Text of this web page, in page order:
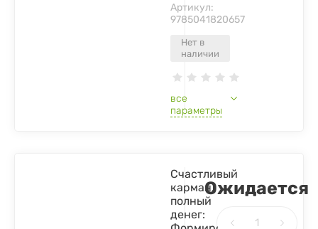
Нет в
наличии
Артикул:
9785041820657
все
параметры
Счастливый
карман,
полный
денег:
Ожидается